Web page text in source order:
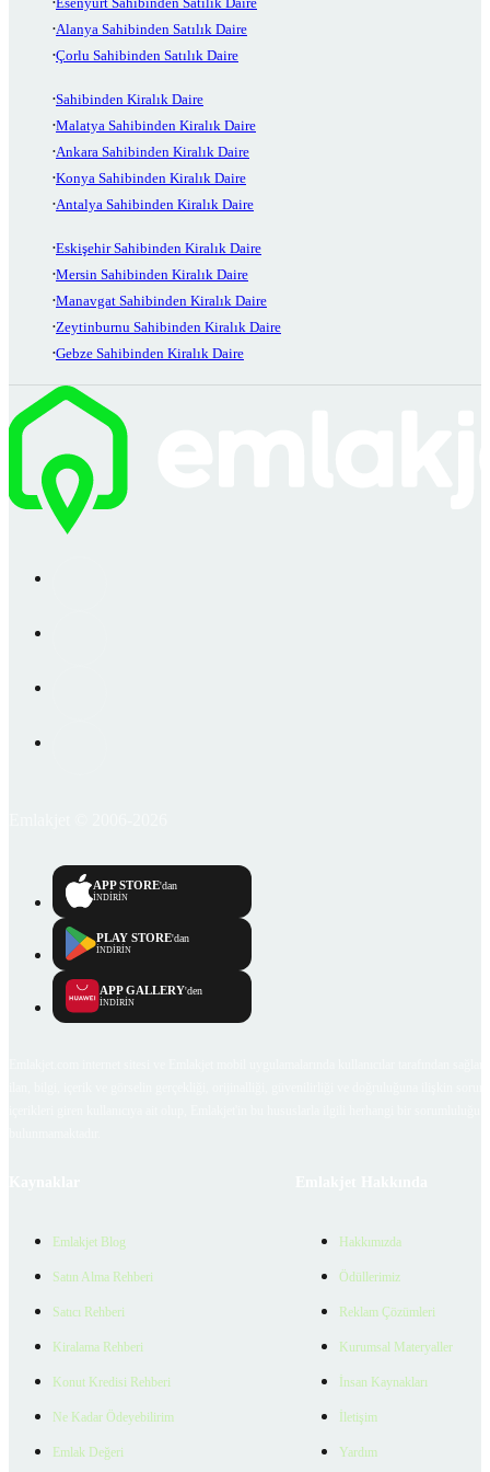
Alanya Sahibinden Satılık Daire
Çorlu Sahibinden Satılık Daire
Sahibinden Kiralık Daire
Malatya Sahibinden Kiralık Daire
Ankara Sahibinden Kiralık Daire
Konya Sahibinden Kiralık Daire
Antalya Sahibinden Kiralık Daire
Eskişehir Sahibinden Kiralık Daire
Mersin Sahibinden Kiralık Daire
Manavgat Sahibinden Kiralık Daire
Zeytinburnu Sahibinden Kiralık Daire
Gebze Sahibinden Kiralık Daire
APP STORE'dan
İNDİRİN
PLAY STORE'dan
İNDİRİN
APP GALLERY'den
İNDİRİN
Emlakjet Blog
Satın Alma Rehberi
Satıcı Rehberi
Kiralama Rehberi
Konut Kredisi Rehberi
Ne Kadar Ödeyebilirim
Emlak Değeri
Hakkımızda
Ödüllerimiz
Reklam Çözümleri
Kurumsal Materyaller
İnsan Kaynakları
İletişim
Yardım